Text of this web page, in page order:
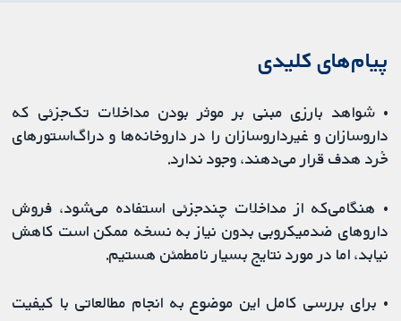
پیام‌های کلیدی
• شواهد بارزی مبنی بر موثر بودن مداخلات تک‌جزئی که
داروسازان و غیرداروسازان را در داروخانه‌ها و دراگ‌استورهای
خُرد هدف قرار می‌دهند، وجود ندارد.
• هنگامی‌که از مداخلات چندجزئی استفاده می‌شود، فروش
داروهای ضدمیکروبی بدون نیاز به نسخه ممکن است کاهش
نیابد، اما در مورد نتایج بسیار نامطمئن هستیم.
• برای بررسی کامل این موضوع به انجام مطالعاتی با کیفیت